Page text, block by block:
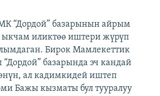
“Дордой” базарынын айрым
иликтөө иштери жүрүп
Бирок Мамлекеттик
базарында эч кандай
ал кадимкидей иштеп
Бажы кызматы бул тууралуу